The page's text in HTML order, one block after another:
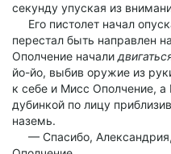
секунду упуская из
Его пистолет начал
перестал быть направлен
Ополчение начали
йо-йо, выбив оружие из
к себе и Мисс Ополчение,
дубинкой по лицу
наземь.
— Спасибо,